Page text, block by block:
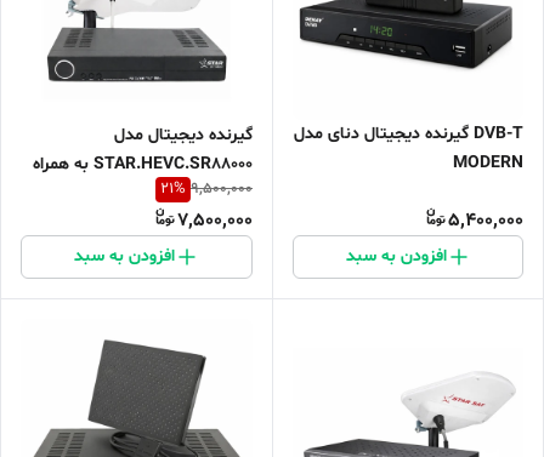
DVB-T گیرنده دیجیتال دنای مدل
MODERN
5,400,000
افزودن به سبد
گیرنده دیجیتال مدل
STAR.HEVC.SR88000 به همراه
آنتن هوایی STAR
9,500,000
21%
7,500,000
افزودن به سبد